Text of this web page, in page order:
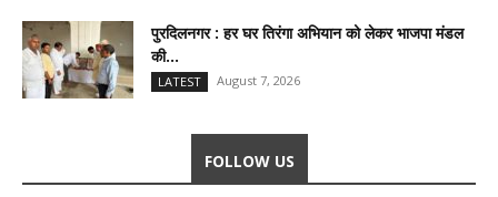
पुरदिलनगर : हर घर तिरंगा अभियान को लेकर भाजपा मंडल
की...
LATEST August 7, 2026
FOLLOW US